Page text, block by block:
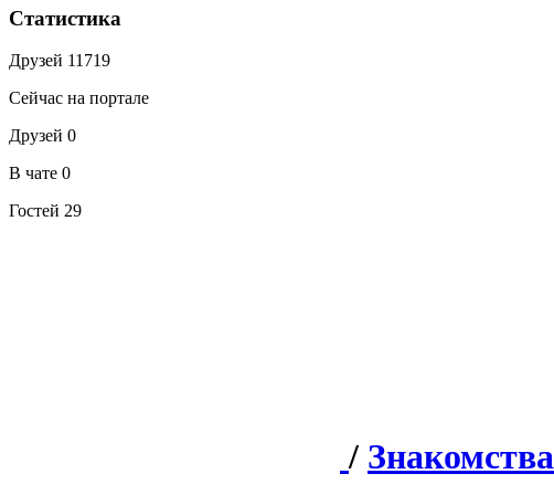
Статистика
Друзей 11719
Сейчас на портале
Друзей 0
В чате 0
Гостей 29
/ Знакомства